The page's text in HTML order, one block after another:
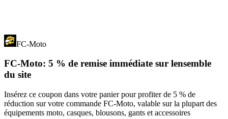
FC-Moto
FC-Moto: 5 % de remise immédiate sur lensemble
du site
Insérez ce coupon dans votre panier pour profiter de 5 % de
réduction sur votre commande FC-Moto, valable sur la plupart des
équipements moto, casques, blousons, gants et accessoires